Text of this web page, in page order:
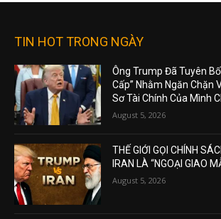
TIN HOT TRONG NGÀY
Ông Trump Đã Tuyên
Cấp” Nhằm Ngăn Chặn
Sơ Tài Chính Của Mình
August 5, 2026
THẾ GIỚI GỌI CHÍNH
IRAN LÀ “NGOẠI GIAO
August 5, 2026